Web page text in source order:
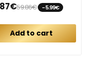
59.86€ -5.99€
Add to cart